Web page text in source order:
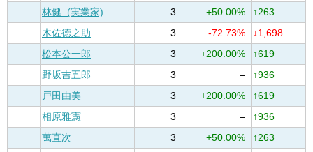
林健_(実業家)
3 +50.00%
↑263
木佐徳之助
3 -72.73%
↓1,698
松本公一郎
3 +200.00%
↑619
野坂吉五郎
3 –
↑936
戸田由美
3 +200.00%
↑619
相原雅憲
3 –
↑936
萬直次
3 +50.00%
↑263